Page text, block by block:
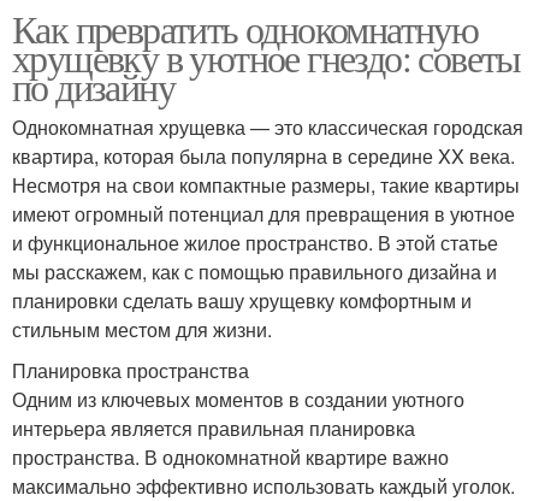
Как превратить однокомнатную
хрущевку в уютное гнездо: советы
по дизайну
Однокомнатная хрущевка — это классическая городская
квартира, которая была популярна в середине XX века.
Несмотря на свои компактные размеры, такие квартиры
имеют огромный потенциал для превращения в уютное
и функциональное жилое пространство. В этой статье
мы расскажем, как с помощью правильного дизайна и
планировки сделать вашу хрущевку комфортным и
стильным местом для жизни.
Планировка пространства
Одним из ключевых моментов в создании уютного
интерьера является правильная планировка
пространства. В однокомнатной квартире важно
максимально эффективно использовать каждый уголок.